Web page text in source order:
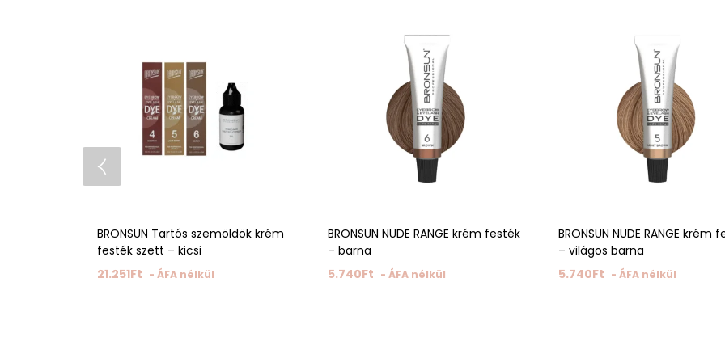
BRONSUN Tartós szemöldök krém
festék szett – kicsi
21.251Ft - ÁFA nélkül
BRONSUN NUDE RANGE krém festék
– barna
5.740Ft - ÁFA nélkül
BRONSUN NUDE RANGE krém
– világos barna
5.740Ft - ÁFA nélkül